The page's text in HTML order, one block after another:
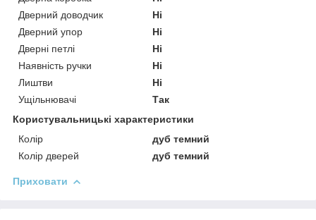
Дверний доводчик
Ні
Дверний упор
Ні
Дверні петлі
Ні
Наявність ручки
Ні
Лиштви
Ні
Ущільнювачі
Так
Користувальницькі характеристики
Колір
дуб темний
Колір дверей
дуб темний
Приховати